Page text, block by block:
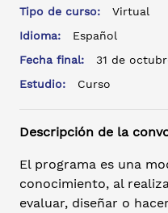
Tipo de curso:
Virtual
Idioma:
Español
Fecha final:
31 de
Estudio:
Curso
Descripción de la
El programa es una
conocimiento, al
evaluar, diseñar o